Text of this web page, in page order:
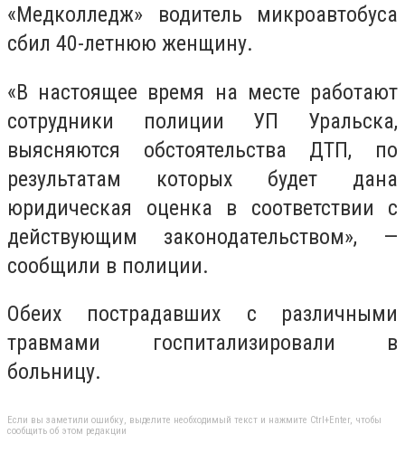
«Медколледж» водитель микроавтобуса
сбил 40-летнюю женщину.
«В настоящее время на месте работают
сотрудники полиции УП Уральска,
выясняются обстоятельства ДТП, по
результатам которых будет дана
юридическая оценка в соответствии с
действующим законодательством», —
сообщили в полиции.
Обеих пострадавших с различными
травмами госпитализировали в
больницу.
Если вы заметили ошибку, выделите необходимый текст и нажмите Ctrl+Enter, чтобы
сообщить об этом редакции